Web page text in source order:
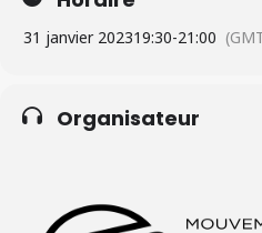
31 janvier 202319:30-21:00
Organisateur